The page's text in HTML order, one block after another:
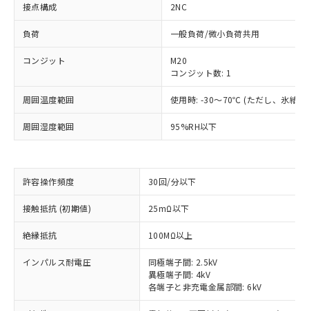
接点構成 2NC
負荷 一般負荷/微小負荷共用
コンジット
M20
コンジット数: 1
周囲温度範囲 使用時: -30～70℃ (ただし、氷結し
周囲湿度範囲 95%RH以下
許容操作頻度 30回/分以下
接触抵抗 (初期値) 25mΩ以下
絶縁抵抗 100MΩ以上
インパルス耐電圧
同極端子間: 2.5kV
異極端子間: 4kV
各端子と非充電金属部間: 6kV
※1 対応状況
対応済み：EU RoHS指令（10物質）の
非含有に対応した製品が提供可能な商品で
対応予定：EU RoHS指令（10物質）の非含
有に対応した製品に切り替える予定のある